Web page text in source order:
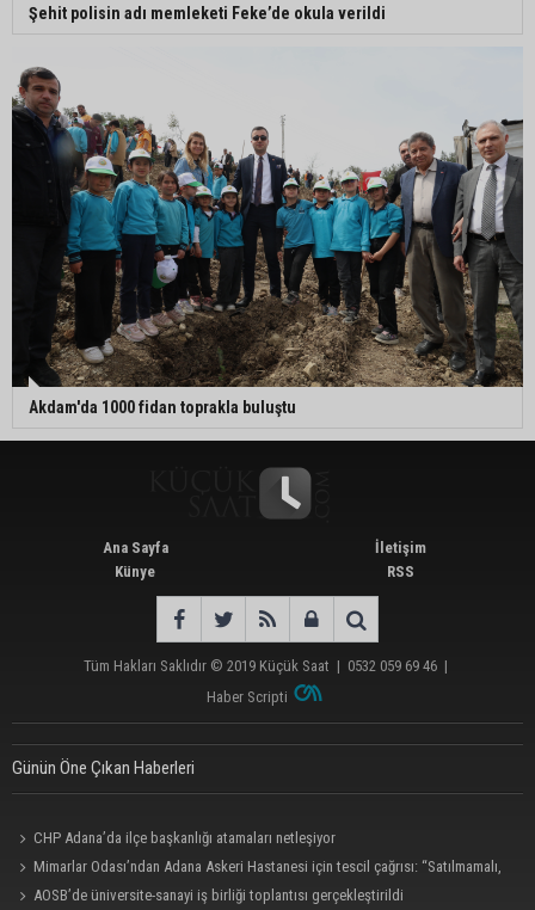
Şehit polisin adı memleketi Feke’de okula verildi
Akdam'da 1000 fidan toprakla buluştu
Ana Sayfa
Künye
İletişim
RSS
Tüm Hakları Saklıdır © 2019 Küçük Saat | 0532 059 69 46 |
Haber Scripti
Günün Öne Çıkan Haberleri
CHP Adana’da ilçe başkanlığı atamaları netleşiyor
Mimarlar Odası’ndan Adana Askeri Hastanesi için tescil çağrısı: “Satılmamalı,
amaç dışı kullanılmamalı”
AOSB’de üniversite-sanayi iş birliği toplantısı gerçekleştirildi